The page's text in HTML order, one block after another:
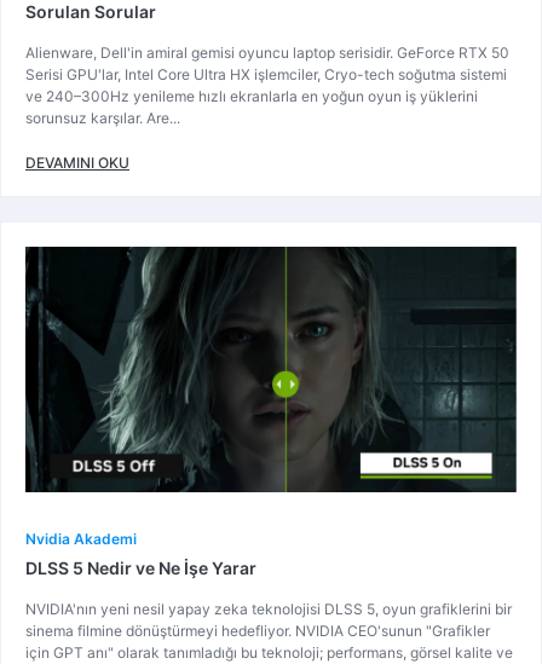
Sorulan Sorular
Alienware, Dell'in amiral gemisi oyuncu laptop serisidir. GeForce RTX 50
Serisi GPU'lar, Intel Core Ultra HX işlemciler, Cryo-tech soğutma sistemi
ve 240–300Hz yenileme hızlı ekranlarla en yoğun oyun iş yüklerini
sorunsuz karşılar. Are...
DEVAMINI OKU
Nvidia Akademi
DLSS 5 Nedir ve Ne İşe Yarar
NVIDIA'nın yeni nesil yapay zeka teknolojisi DLSS 5, oyun grafiklerini bir
sinema filmine dönüştürmeyi hedefliyor. NVIDIA CEO'sunun "Grafikler
için GPT anı" olarak tanımladığı bu teknoloji; performans, görsel kalite ve